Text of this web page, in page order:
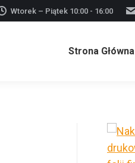
Wtorek – Piątek 10:00 - 16:00
Strona Główna